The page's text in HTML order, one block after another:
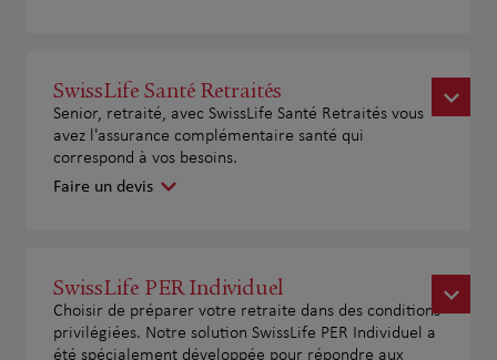
SwissLife Santé Retraités
Senior, retraité, avec SwissLife Santé Retraités vous
avez l'assurance complémentaire santé qui
correspond à vos besoins.
Faire un devis
SwissLife PER Individuel
Choisir de préparer votre retraite dans des conditions
privilégiées. Notre solution SwissLife PER Individuel a
été spécialement développée pour répondre aux